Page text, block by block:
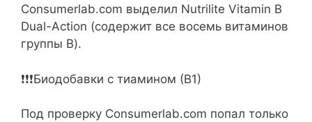
Consumerlab.com выделил Nutrilite Vitamin B
Dual-Action (содержит все восемь витаминов
группы В).
❗️❗️❗️Биодобавки с тиамином (В1)
Под проверку Consumerlab.com попал только